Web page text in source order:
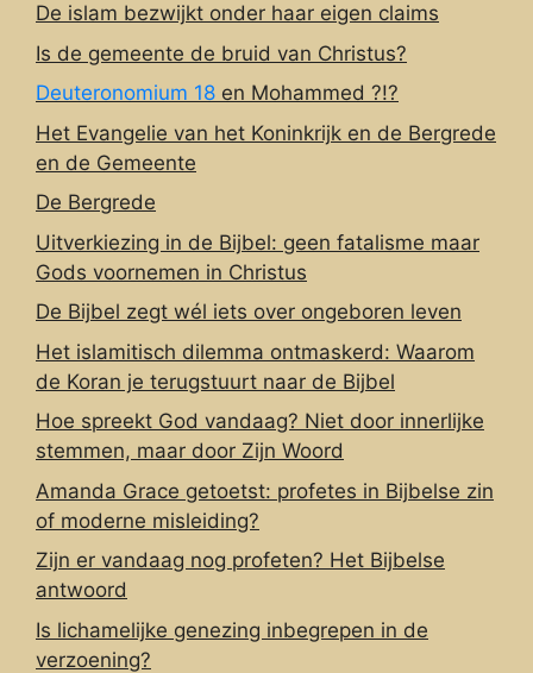
De islam bezwijkt onder haar eigen claims
Is de gemeente de bruid van Christus?
Deuteronomium 18 en Mohammed ?!?
Het Evangelie van het Koninkrijk en de Bergrede
en de Gemeente
De Bergrede
Uitverkiezing in de Bijbel: geen fatalisme maar
Gods voornemen in Christus
De Bijbel zegt wél iets over ongeboren leven
Het islamitisch dilemma ontmaskerd: Waarom
de Koran je terugstuurt naar de Bijbel
Hoe spreekt God vandaag? Niet door innerlijke
stemmen, maar door Zijn Woord
Amanda Grace getoetst: profetes in Bijbelse zin
of moderne misleiding?
Zijn er vandaag nog profeten? Het Bijbelse
antwoord
Is lichamelijke genezing inbegrepen in de
verzoening?